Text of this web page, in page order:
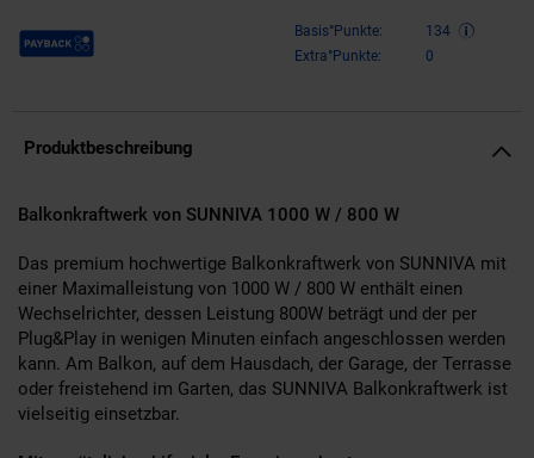
Payback Punkte Basis°Punkte:
134
Extra°Punkte:
0
Produktbeschreibung
Balkonkraftwerk von SUNNIVA 1000 W / 800 W
Das premium hochwertige Balkonkraftwerk von SUNNIVA mit
einer Maximalleistung von 1000 W / 800 W enthält einen
Wechselrichter, dessen Leistung 800W beträgt und der per
Plug&Play in wenigen Minuten einfach angeschlossen werden
kann. Am Balkon, auf dem Hausdach, der Garage, der Terrasse
oder freistehend im Garten, das SUNNIVA Balkonkraftwerk ist
vielseitig einsetzbar.